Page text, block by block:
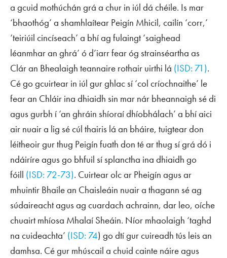
a gcuid mothúchán grá a chur in iúl dá chéile. Is mar
‘bhaothóg’ a shamhlaítear Peigín Mhicil, cailín ‘corr,’
‘teiriúil cincíseach’ a bhí ag fulaingt ‘saighead
léanmhar an ghrá’ ó d’iarr fear óg strainséartha as
Clár an Bhealaigh teannaire rothair uirthi lá (ISD: 71).
Cé go gcuirtear in iúl gur ghlac sí ‘col críochnaithe’ le
fear an Chláir ina dhiaidh sin mar nár bheannaigh sé di
agus gurbh í ‘an ghráin shíoraí dhíobhálach’ a bhí aici
air nuair a lig sé cúl thairis lá an bháire, tuigtear don
léitheoir gur thug Peigín fuath don té ar thug sí grá dó i
ndáiríre agus go bhfuil sí splanctha ina dhiaidh go
fóill (ISD: 72-73). Cuirtear olc ar Pheigín agus ar
mhuintir Bhaile an Chaisleáin nuair a thagann sé ag
súdaireacht agus ag cuardach achrainn, dar leo, oíche
chuairt mhíosa Mhalaí Sheáin. Níor mhaolaigh ‘taghd
na cuideachta’ (ISD: 74) go dtí gur cuireadh tús leis an
damhsa. Cé gur mhúscail a chuid cainte náire agus